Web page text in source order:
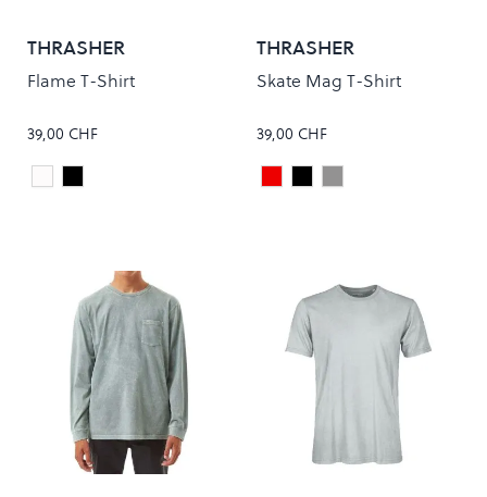
THRASHER
Flame T-Shirt
39,00 CHF
Colour
WhiteBlack
THRASHER
Skate Mag T-Shirt
39,00 CHF
Colour
Maroon
BlackGrey